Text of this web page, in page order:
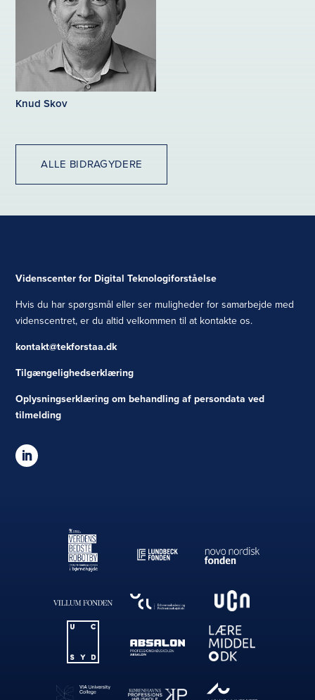
Knud Skov
ALLE BIDRAGYDERE
Videnscenter for Digital Teknologiforståelse
Hvis du har spørgsmål eller ser muligheder for samarbejde med
videnscentret, er du altid velkommen til at kontakte os.
kontakt@tekforstaa.dk
Tilgængelighedserklæring
Oplysningserklæring om behandling af persondata ved
tilmelding